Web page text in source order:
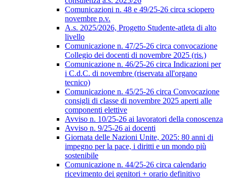
Comunicazioni n. 48 e 49/25-26 circa sciopero
novembre p.v.
A.s. 2025/2026, Progetto Studente-atleta di alto
livello
Comunicazione n. 47/25-26 circa convocazione
Collegio dei docenti di novembre 2025 (ris.)
Comunicazione n. 46/25-26 circa Indicazioni per
i C.d.C. di novembre (riservata all'organo
tecnico)
Comunicazione n. 45/25-26 circa Convocazione
consigli di classe di novembre 2025 aperti alle
componenti elettive
Avviso n. 10/25-26 ai lavoratori della conoscenza
Avviso n. 9/25-26 ai docenti
Giornata delle Nazioni Unite, 2025: 80 anni di
impegno per la pace, i diritti e un mondo più
sostenibile
Comunicazione n. 44/25-26 circa calendario
ricevimento dei genitori + orario definitivo